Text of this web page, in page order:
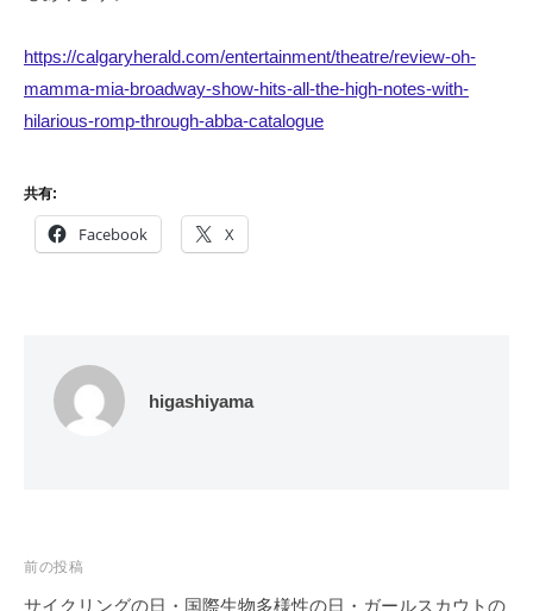
https://calgaryherald.com/entertainment/theatre/review-oh-
mamma-mia-broadway-show-hits-all-the-high-notes-with-
hilarious-romp-through-abba-catalogue
共有:
Facebook X
higashiyama
投
稿
前の投稿
サイクリングの日・国際生物多様性の日・ガールスカウトの